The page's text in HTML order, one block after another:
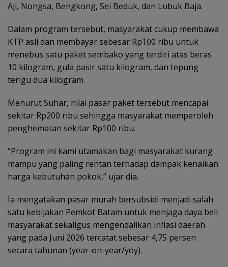
Aji, Nongsa, Bengkong, Sei Beduk, dan Lubuk Baja.
Dalam program tersebut, masyarakat cukup membawa
KTP asli dan membayar sebesar Rp100 ribu untuk
menebus satu paket sembako yang terdiri atas beras
10 kilogram, gula pasir satu kilogram, dan tepung
terigu dua kilogram.
Menurut Suhar, nilai pasar paket tersebut mencapai
sekitar Rp200 ribu sehingga masyarakat memperoleh
penghematan sekitar Rp100 ribu.
“Program ini kami utamakan bagi masyarakat kurang
mampu yang paling rentan terhadap dampak kenaikan
harga kebutuhan pokok,” ujar dia.
Ia mengatakan pasar murah bersubsidi menjadi salah
satu kebijakan Pemkot Batam untuk menjaga daya beli
masyarakat sekaligus mengendalikan inflasi daerah
yang pada Juni 2026 tercatat sebesar 4,75 persen
secara tahunan (year-on-year/yoy).